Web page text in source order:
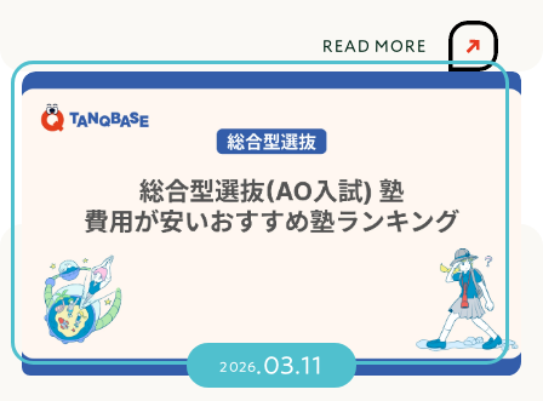
す。身近な疑問、日常の小さな違和感、好きなこ
とのなぜ、という小さな疑問——そんな小さな問
いから始まった研究が、深く掘り下げることで本
当に面白い成果を生むことはよくあります。立派
なテーマより「自分が本当に気になるテーマ」を
選ぶこと。これが課題研究を成功させる最初の鍵
です。自分が面白いと思うかが最も重要！課題研
究のテーマ選びで、絶対に外せない基準がひとつ
あります。それは自分が面白いと思えるかどうか
です。課題研究は短くても数ヶ月、長ければ1〜2
年かかります。その間、ずっと向き合い続けるテ
ーマです。最初はすごそうと思って選んだテーマ
「ありがとうございます」と言って、一礼して着
席してください。ただ、上記3点を気にしすぎてロ
ボットのようにガチガチに動いていても不自然な
印象を与えてしまうので、気にしすぎないことも
大切です！実際には面接の内容のほうがよほど重
要なので、あまり意識せず、とはいえ、ある程度
作法は覚えて対策しておくというのが無難です。
総合型選抜でよく聞かれる質問と回答例ここから
は、総合型選抜でよく聞かれる質問とその回答例
をご紹介します。雰囲気を掴んでいただき、自分
にしか答えることのできない回答を作り上げてい
ってください！志望理由回答例貴学の〇〇学部で
の要約：部活・委員会・探究・資格・ボランティ
で工夫したこと志望理由の要点：なぜこの大学・
学部なのか興味関心：学びたいテーマ、将来やっ
てみたいことここで大事なのは、エントリーシー
トはあなたという人間を大きく見せるために書く
大学側に分かりやすく伝えるためのいわば「提出
書類の概要」です。実績の大きさよりも、そこに
至った背景や考え方、一貫性が見られます。そし
て、先ほど触れた通り、大学によってはエントリ
ないところまで推し進めるという意味や、これ以
上行けないところという意味があります。ある問
題や課題に対して、積極的に調べて解明しようと
する姿勢を表す言葉です。そのため、主に具体的
に対して使われる傾向にあります。ちなみに、
「探究」の類義語は「調査」「研究」「究明」な
どです。二つの違いは「目的」意味の違いだけで
なく、その目的に焦点を当てると、違いがより明
確になります。探求の目的は、なにか分からない
もの、どこにあるか分からないものを追い求める
くと、ネガティブな気持ちになるかもしれませ
ん。でも、これは決して珍しいことではありませ
んし、恥ずかしいことでもありません。むしろ、
多くの人が通る道なんです。かくいう私も、高校
りませんでした。漠然と「東京に行きたい！」と
いう思いはありましたが、それだけで「何がした
いか」が明確だったわけではなかったです。もち
ろん目指す理由なんて人それぞれだとは思いま
す。ただ大学入学後を考えると、「自分は将来何
をしたいか」「なぜこの大学学部に進学したの
READ MORE
2026.03.11